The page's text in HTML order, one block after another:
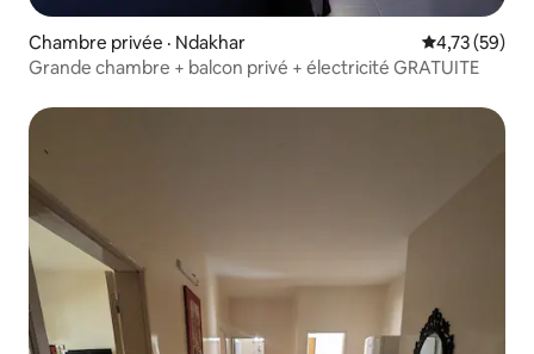
Chambre privée · Ndakhar Note
4,73 (59)
Grande chambre + balcon privé + électricité GRATUITE